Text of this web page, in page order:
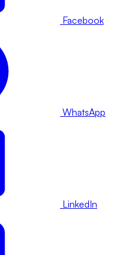
Facebook
WhatsApp
LinkedIn